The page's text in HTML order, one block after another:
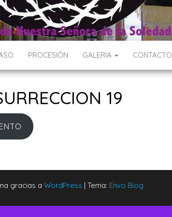
PROCESIÓN GALERIA CONTACTO
19
gracias a WordPress | Tema: Envo Blog